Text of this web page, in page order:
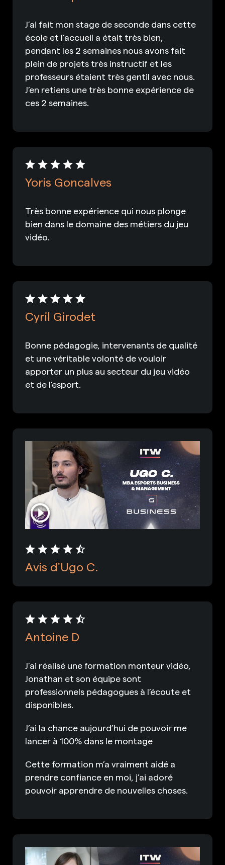
J’ai fait mon stage de seconde dans cette
école et l’accueil a était très bien,
pendant les 2 semaines nous avons fait
plein de projets très instructif et les
professeurs étaient très gentil avec nous.
J’en retiens une très bonne expérience de
ces 2 semaines.
Yoris Goncalves
Très bonne expérience qui nous plonge
bien dans le domaine des métiers du jeu
vidéo.
Cyril Girodet
Bonne pédagogie, intervenants de qualité
et une véritable volonté de vouloir
apporter un plus au secteur du jeu vidéo
et de l’esport.
Avis d'Ugo C.
Antoine D
J’ai réalisé une formation monteur vidéo,
Jonathan et son équipe sont
professionnels pédagogues à l’écoute et
disponibles.
J’ai la chance aujourd’hui de pouvoir me
lancer à 100% dans le montage
Cette formation m’a vraiment aidé a
prendre confiance en moi, j’ai adoré
pouvoir apprendre de nouvelles choses.